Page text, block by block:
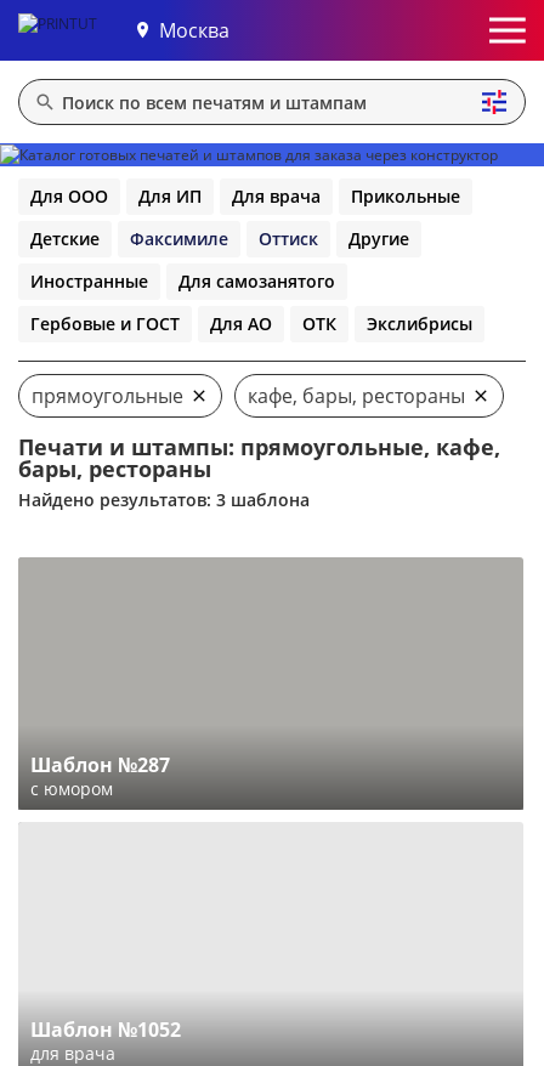
Москва
Для ООО Для ИП Для врача
Прикольные
Детские
Факсимиле Оттиск
Другие
Иностранные
Для самозанятого
Гербовые и ГОСТ
Для АО ОТК Экслибрисы
прямоугольные кафе, бары, рестораны
Печати и штампы: прямоугольные, кафе,
бары, рестораны
Найдено результатов: 3 шаблона
Шаблон №287
с юмором
Шаблон №1052
для врача